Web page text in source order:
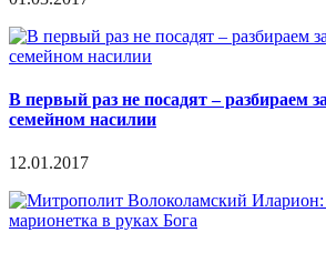
В первый раз не посадят – разбираем
семейном насилии
12.01.2017